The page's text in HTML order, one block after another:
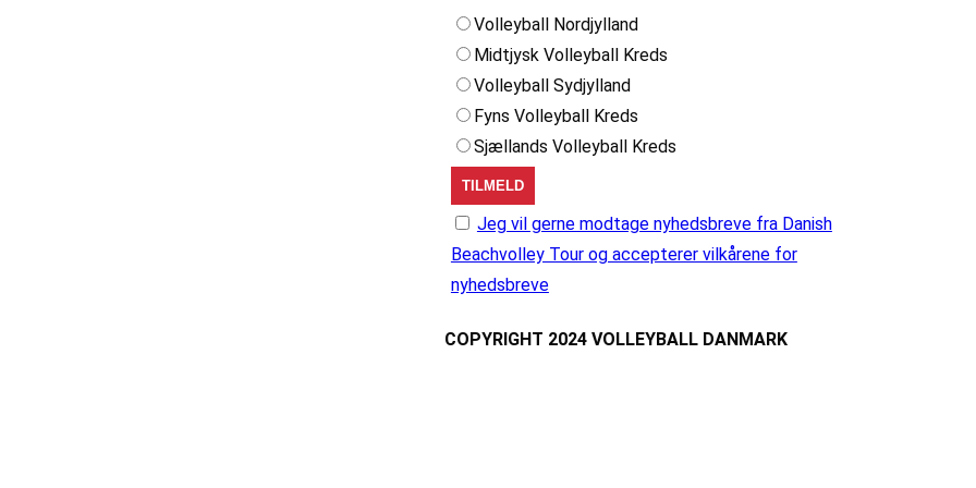
Volleyball Nordjylland
Midtjysk Volleyball Kreds
Volleyball Sydjylland
Fyns Volleyball Kreds
Sjællands Volleyball Kreds
Jeg vil gerne modtage nyhedsbreve fra Danish
Beachvolley Tour og accepterer vilkårene for
nyhedsbreve
COPYRIGHT 2024 VOLLEYBALL DANMARK